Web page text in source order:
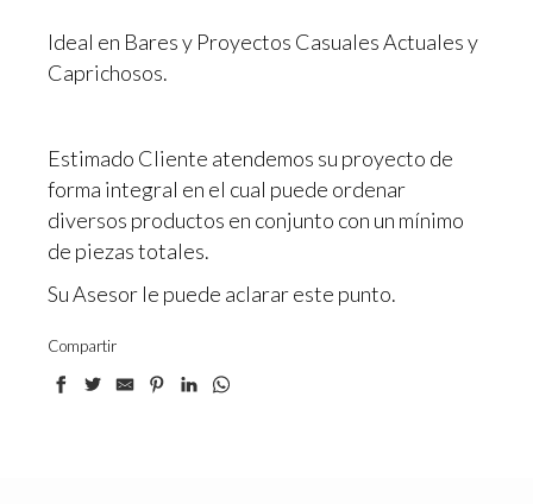
Ideal en Bares y Proyectos Casuales Actuales y
Caprichosos.
Estimado Cliente atendemos su proyecto de
forma integral en el cual puede ordenar
diversos productos en conjunto con un mínimo
de piezas totales.
Su Asesor le puede aclarar este punto.
Compartir